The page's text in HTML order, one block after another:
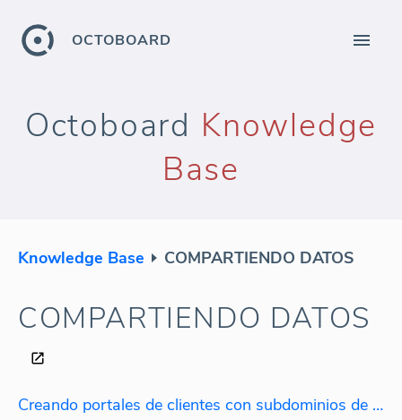
OCTOBOARD
Octoboard Knowledge
Base
Knowledge Base COMPARTIENDO DATOS
COMPARTIENDO DATOS
Creando portales de clientes con subdominios de marca blanca